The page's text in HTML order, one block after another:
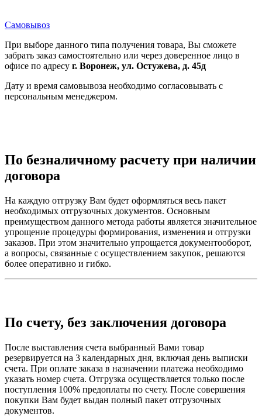
Самовывоз
При выборе данного типа получения товара, Вы сможете
забрать заказ самостоятельно или через доверенное лицо в
офисе по адресу г. Воронеж, ул. Остужева, д. 45д
Дату и время самовывоза необходимо согласовывать с
персональным менеджером.
По безналичному расчету при наличии
договора
На каждую отгрузку Вам будет оформляться весь пакет
необходимых отгрузочных документов. Основным
преимуществом данного метода работы является значительное
упрощение процедуры формирования, изменения и отгрузки
заказов. При этом значительно упрощается документооборот,
а вопросы, связанные с осуществлением закупок, решаются
более оперативно и гибко.
По счету, без заключения договора
После выставления счета выбранный Вами товар
резервируется на 3 календарных дня, включая день выписки
счета. При оплате заказа в назначении платежа необходимо
указать номер счета. Отгрузка осуществляется только после
поступления 100% предоплаты по счету. После совершения
покупки Вам будет выдан полный пакет отгрузочных
документов.